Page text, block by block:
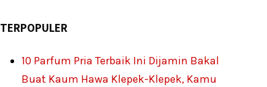
TERPOPULER
10 Parfum Pria Terbaik Ini Dijamin Bakal
Buat Kaum Hawa Klepek-Klepek, Kamu